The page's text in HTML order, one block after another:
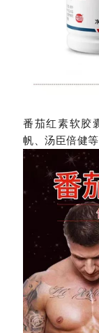
番茄红素软胶
帆、汤臣倍健